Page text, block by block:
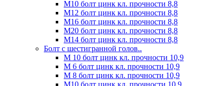
М10 болт цинк кл. прочности 8,8
М12 болт цинк кл. прочности 8,8
М16 болт цинк кл. прочности 8,8
М20 болт цинк кл. прочности 8,8
М14 болт цинк кл. прочности 8,8
Болт с шестигранной голов..
М 10 болт цинк кл. прочности 10,9
М 6 болт цинк кл. прочности 10,9
М 8 болт цинк кл. прочности 10,9
М10 болт цинк кл. прочности 10,9